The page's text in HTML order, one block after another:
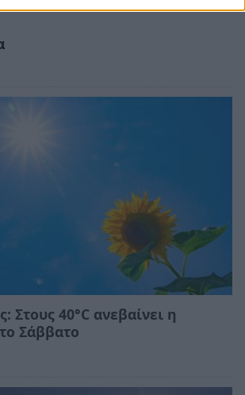
Στους 40°C ανεβαίνει η
Σάββατο